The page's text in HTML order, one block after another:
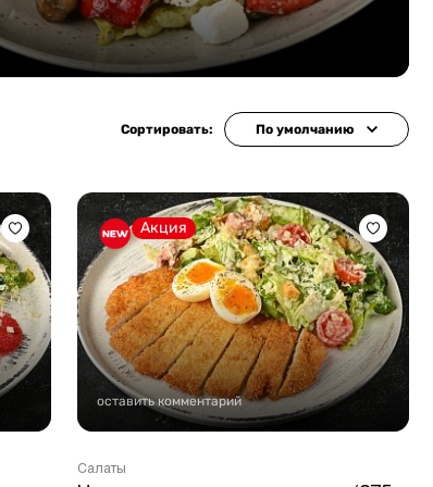
Сортировать: По умолчанию
Акция
оставить комментарий
Салаты